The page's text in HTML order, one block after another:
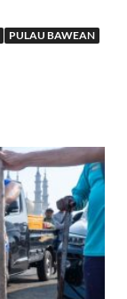
PULAU BAWEAN